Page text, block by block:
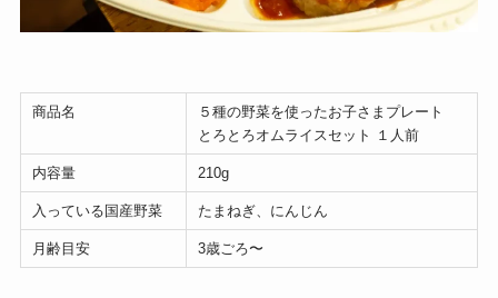
商品名
５種の野菜を使ったお子さまプレート
とろとろオムライスセット １人前
内容量 210g
入っている国産野菜 たまねぎ、にんじん
月齢目安 3歳ごろ〜